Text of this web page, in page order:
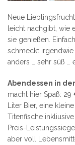
Neue
leicht nachgibt, wie
sie genießen.
schmeckt
anders … sehr süß …
Abendessen in
macht hier Spaß:
Liter Bier, eine
Titenfische
Preis-
aber voll